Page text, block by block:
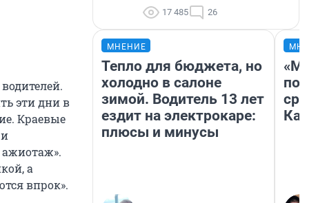
эти дни в
Краевые
ажиотаж».
а
впрок».
17 485 26
МНЕНИЕ
Тепло для бюджета, но
холодно в салоне
зимой. Водитель 13 лет
ездит на электрокаре:
плюсы и минусы